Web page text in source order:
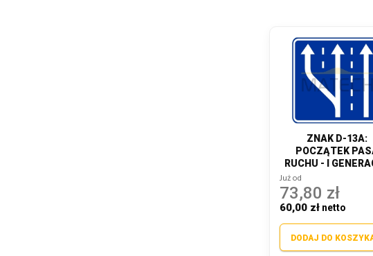
ZNAK D-13A:
POCZĄTEK
RUCHU - I
Już od
73,80 zł
60,00 zł
DODAJ DO